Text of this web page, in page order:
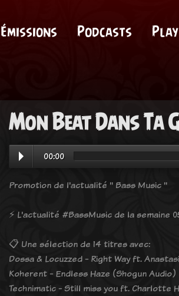
Émissions Podcasts
Mon Beat Dans Ta
00:00
Promotion de l'actualité " Bass Music "
⚡️ L'actualité #BassMusic de la semaine
📋 Une sélection de 14 titres avec:
Dossa & Locuzzed - Right Way ft.
Koherent - Endless Haze (Shogun Audio)
Technimatic - Still miss you ft. Charlotte